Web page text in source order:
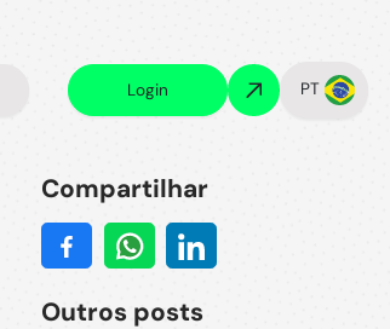
Login PT
Compartilhar
Outros posts